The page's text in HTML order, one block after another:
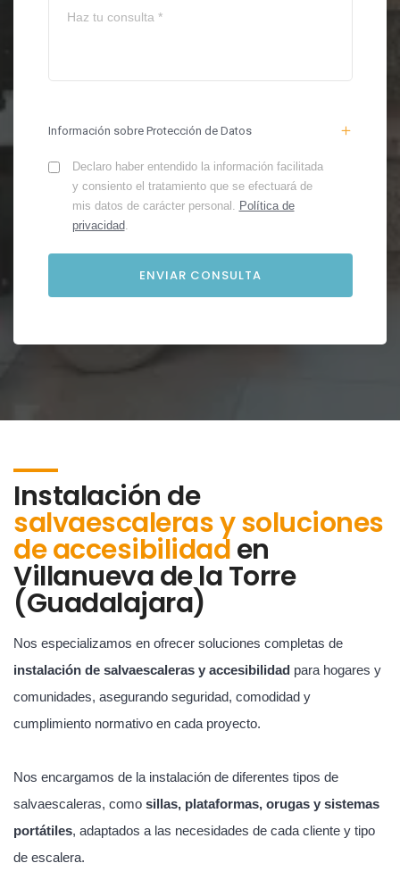
Información sobre Protección de Datos
Declaro haber entendido la información facilitada
y consiento el tratamiento que se efectuará de
mis datos de carácter personal. Política de
privacidad.
Instalación de
salvaescaleras y soluciones
de accesibilidaden
Villanueva de la Torre
(Guadalajara)
Nos especializamos en ofrecer soluciones completas de
instalación de salvaescaleras y accesibilidad para hogares y
comunidades, asegurando seguridad, comodidad y
cumplimiento normativo en cada proyecto.
Nos encargamos de la instalación de diferentes tipos de
salvaescaleras, como sillas, plataformas, orugas y sistemas
portátiles, adaptados a las necesidades de cada cliente y tipo
de escalera.